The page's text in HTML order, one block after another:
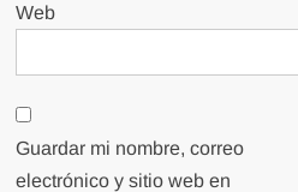
Web
Guardar mi nombre, correo
electrónico y sitio web en